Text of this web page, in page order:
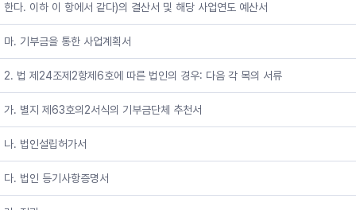
한다. 이하 이 항에서 같다)의 결산서 및 해당 사업연도 예산서
마. 기부금을 통한 사업계획서
2. 법 제24조제2항제6호에 따른 법인의 경우: 다음 각 목의 서류
가. 별지 제63호의2서식의 기부금단체 추천서
나. 법인설립허가서
다. 법인 등기사항증명서